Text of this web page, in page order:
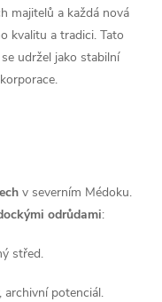
majitelů a každá nová
kvalitu a tradici. Tato
udržel jako stabilní
v severním Médoku.
odrůdami:
střed.
potenciál.